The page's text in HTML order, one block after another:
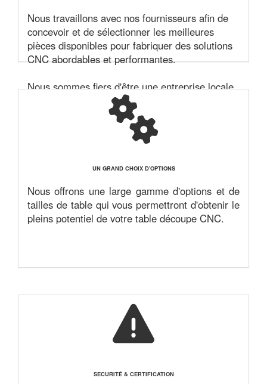
Nous travaillons avec nos fournisseurs afin de
concevoir et de sélectionner les meilleures
pièces disponibles pour fabriquer des solutions
CNC abordables et performantes.
Nous sommes fiers d'être une entreprise locale
et familiale qui travaile fort pour fournir et
soutenir des solutions de découpes pour nos
clients et ce depuis 1986.
UN GRAND CHOIX D'OPTIONS
Nous offrons une large gamme d'options et de
tailles de table qui vous permettront d'obtenir le
pleins potentiel de votre table découpe CNC.
SECURITÉ & CERTIFICATION